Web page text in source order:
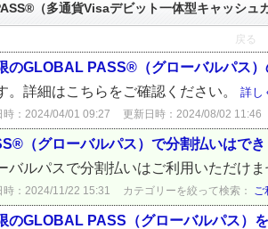
（多通貨Visaデビット一体型キャッシュ
戻る
のGLOBAL PASS®（グローバルパス
。詳細はこちらをご確認ください。 詳し
時：2024/04/01 09:27 更新日時：2024/08/02 11:46
（グローバルパス）で分割払いはでき
バルパスで分割払いはご利用いただけ
時：2024/11/22 15:31 カテゴリーを絞って検索： ご
のGLOBAL PASS（グローバルパス）